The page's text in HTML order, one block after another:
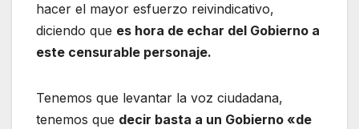
hacer el mayor esfuerzo reivindicativo,
diciendo que es hora de echar del Gobierno a
este censurable personaje.
Tenemos que levantar la voz ciudadana,
tenemos que decir basta a un Gobierno «de